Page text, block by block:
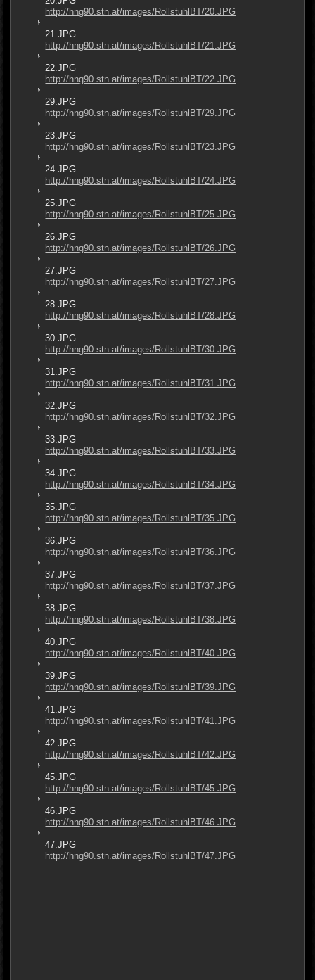
http://hng90.stn.at/images/RollstuhlBT/20.JPG
21.JPG
http://hng90.stn.at/images/RollstuhlBT/21.JPG
22.JPG
http://hng90.stn.at/images/RollstuhlBT/22.JPG
29.JPG
http://hng90.stn.at/images/RollstuhlBT/29.JPG
23.JPG
http://hng90.stn.at/images/RollstuhlBT/23.JPG
24.JPG
http://hng90.stn.at/images/RollstuhlBT/24.JPG
25.JPG
http://hng90.stn.at/images/RollstuhlBT/25.JPG
26.JPG
http://hng90.stn.at/images/RollstuhlBT/26.JPG
27.JPG
http://hng90.stn.at/images/RollstuhlBT/27.JPG
28.JPG
http://hng90.stn.at/images/RollstuhlBT/28.JPG
30.JPG
http://hng90.stn.at/images/RollstuhlBT/30.JPG
31.JPG
http://hng90.stn.at/images/RollstuhlBT/31.JPG
32.JPG
http://hng90.stn.at/images/RollstuhlBT/32.JPG
33.JPG
http://hng90.stn.at/images/RollstuhlBT/33.JPG
34.JPG
http://hng90.stn.at/images/RollstuhlBT/34.JPG
35.JPG
http://hng90.stn.at/images/RollstuhlBT/35.JPG
36.JPG
http://hng90.stn.at/images/RollstuhlBT/36.JPG
37.JPG
http://hng90.stn.at/images/RollstuhlBT/37.JPG
38.JPG
http://hng90.stn.at/images/RollstuhlBT/38.JPG
40.JPG
http://hng90.stn.at/images/RollstuhlBT/40.JPG
39.JPG
http://hng90.stn.at/images/RollstuhlBT/39.JPG
41.JPG
http://hng90.stn.at/images/RollstuhlBT/41.JPG
42.JPG
http://hng90.stn.at/images/RollstuhlBT/42.JPG
45.JPG
http://hng90.stn.at/images/RollstuhlBT/45.JPG
46.JPG
http://hng90.stn.at/images/RollstuhlBT/46.JPG
47.JPG
http://hng90.stn.at/images/RollstuhlBT/47.JPG